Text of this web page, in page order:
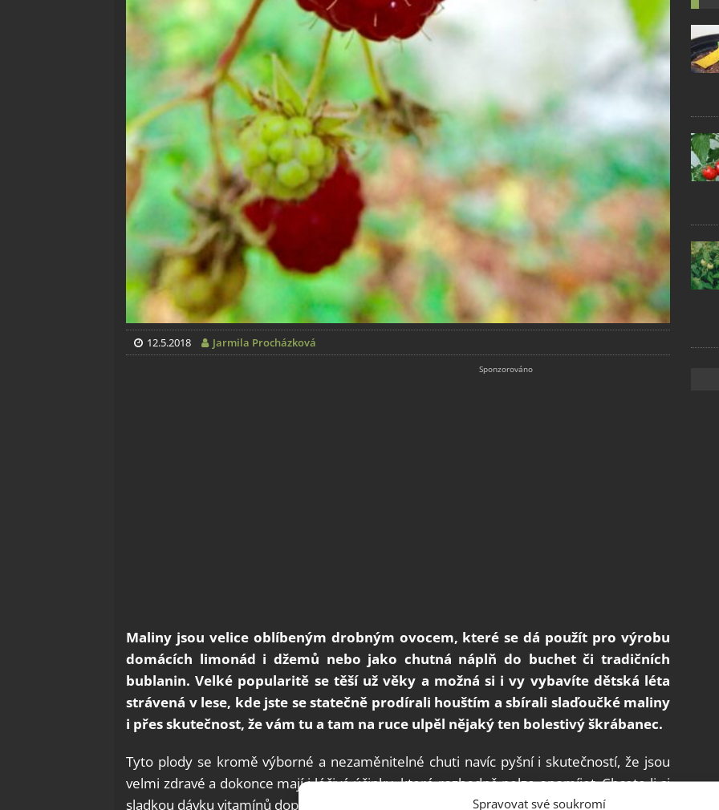
Spravovat své soukromí
12.5.2018 Jarmila Procházková
Maliny jsou velice oblíbeným drobným ovocem, které se dá použít pro výrobu
domácích limonád i džemů nebo jako chutná náplň do buchet či tradičních
bublanin. Velké popularitě se těší už věky a možná si i vy vybavíte dětská léta
strávená v lese, kde jste se statečně prodírali houštím a sbírali slaďoučké maliny
i přes skutečnost, že vám tu a tam na ruce ulpěl nějaký ten bolestivý škrábanec.
Tyto plody se kromě výborné a nezaměnitelné chuti navíc pyšní i skutečností, že jsou
velmi zdravé a dokonce mají i léčivé účinky, které rozhodně nelze opomíjet. Chcete-li si
sladkou dávku vitamínů dopřávat i bez nutnosti jezdit do lesa, pak si přečtěte náš dnešní